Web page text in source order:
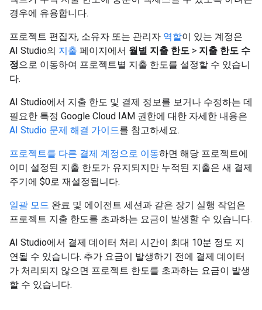
경우에 유용합니다.
프로젝트 편집자, 소유자 또는 관리자 역할이 있는 계정은
AI Studio의 지출 페이지에서 월별 지출 한도 > 지출 한도 수
정으로 이동하여 프로젝트별 지출 한도를 설정할 수 있습니
다.
AI Studio에서 지출 한도 및 결제 정보를 보거나 수정하는 데
필요한 특정 Google Cloud IAM 권한에 대한 자세한 내용은
AI Studio 문제 해결 가이드를 참고하세요.
프로젝트를 다른 결제 계정으로 이동하면 해당 프로젝트에
이미 설정된 지출 한도가 유지되지만 누적된 지출은 새 결제
주기에 $0로 재설정됩니다.
일괄 모드 완료 및 에이전트 세션과 같은 장기 실행 작업은
프로젝트 지출 한도를 초과하는 요금이 발생할 수 있습니다.
AI Studio에서 결제 데이터 처리 시간이 최대 10분 정도 지
연될 수 있습니다. 추가 요금이 발생하기 전에 결제 데이터
가 처리되지 않으면 프로젝트 한도를 초과하는 요금이 발생
할 수 있습니다.